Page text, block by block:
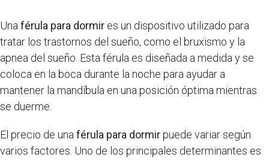
Una férula para dormir es un dispositivo utilizado para
tratar los trastornos del sueño, como el bruxismo y la
apnea del sueño. Esta férula es diseñada a medida y se
coloca en la boca durante la noche para ayudar a
mantener la mandíbula en una posición óptima mientras
se duerme.
El precio de una férula para dormirpuede variar según
varios factores. Uno de los principales determinantes es